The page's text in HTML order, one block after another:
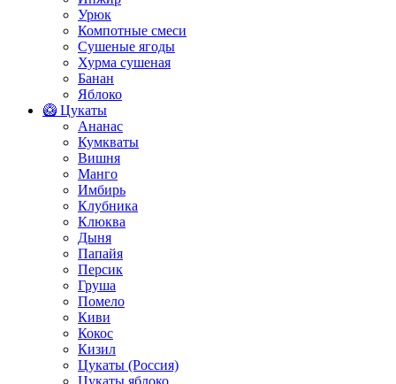
Урюк
Компотные смеси
Сушеные ягоды
Хурма сушеная
Банан
Яблоко
🥝 Цукаты
Ананас
Кумкваты
Вишня
Манго
Имбирь
Клубника
Клюква
Дыня
Папайя
Персик
Груша
Помело
Киви
Кокос
Кизил
Цукаты (Россия)
Цукаты яблоко